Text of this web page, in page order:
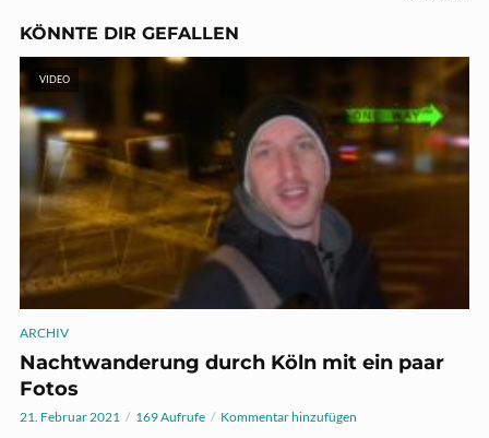
KÖNNTE DIR GEFALLEN
VIDEO
ARCHIV
Nachtwanderung durch Köln mit ein paar
Fotos
21. Februar 2021 169 Aufrufe Kommentar hinzufügen